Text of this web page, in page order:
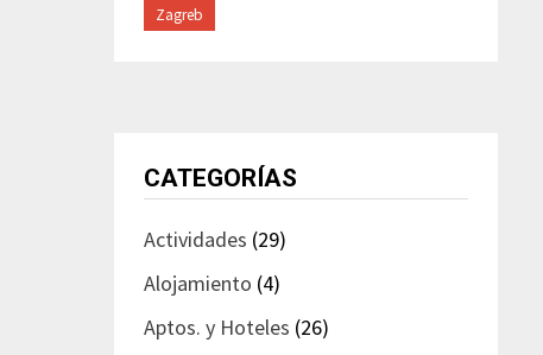
Zagreb
CATEGORÍAS
Actividades (29)
Alojamiento (4)
Aptos. y Hoteles (26)